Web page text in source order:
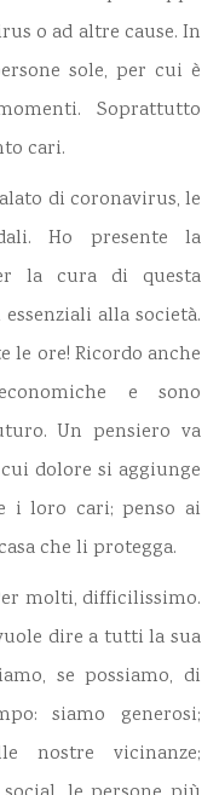
o ad altre cause. In
sole, per cui è
Soprattutto
cari.
di coronavirus, le
Ho presente la
la cura di questa
alla società.
ore! Ricordo anche
e sono
Un pensiero va
dolore si aggiunge
i loro cari; penso ai
che li protegga.
molti, difficilissimo.
dire a tutti la sua
se possiamo, di
siamo generosi;
nostre vicinanze;